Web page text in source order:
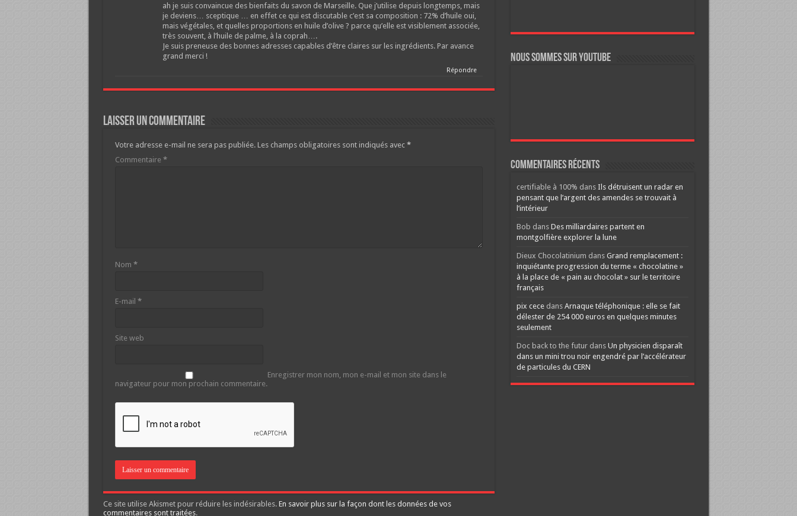
ah je suis convaincue des bienfaits du savon de Marseille. Que j’utilise depuis longtemps, mais
je deviens… sceptique … en effet ce qui est discutable c’est sa composition : 72% d’huile oui,
mais végétales, et quelles proportions en huile d’olive ? parce qu’elle est visiblement associée,
très souvent, à l’huile de palme, à la coprah….
Je suis preneuse des bonnes adresses capables d’être claires sur les ingrédients. Par avance
grand merci !
Répondre
Laisser un commentaire
Votre adresse e-mail ne sera pas publiée. Les champs obligatoires sont indiqués avec *
Commentaire *
Nom *
E-mail *
Site web
Enregistrer mon nom, mon e-mail et mon site dans le
navigateur pour mon prochain commentaire.
Ce site utilise Akismet pour réduire les indésirables. En savoir plus sur la façon dont les données de vos
commentaires sont traitées.
Nous sommes sur YouTube
Commentaires récents
certifiable à 100% dans Ils détruisent un radar en
pensant que l’argent des amendes se trouvait à
l’intérieur
Bob dans Des milliardaires partent en
montgolfière explorer la lune
Dieux Chocolatinium dans Grand remplacement :
inquiétante progression du terme « chocolatine »
à la place de « pain au chocolat » sur le territoire
français
pix cecedans Arnaque téléphonique : elle se fait
délester de 254 000 euros en quelques minutes
seulement
Doc back to the futurdans Un physicien disparaît
dans un mini trou noir engendré par l’accélérateur
de particules du CERN